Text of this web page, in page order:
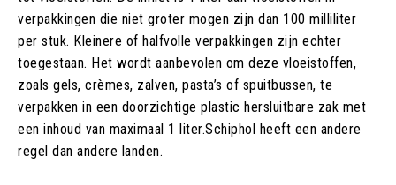
verpakkingen die niet groter mogen zijn dan 100 milliliter
per stuk. Kleinere of halfvolle verpakkingen zijn echter
toegestaan. Het wordt aanbevolen om deze vloeistoffen,
zoals gels, crèmes, zalven, pasta’s of spuitbussen, te
verpakken in een doorzichtige plastic hersluitbare zak met
een inhoud van maximaal 1 liter.Schiphol heeft een andere
regel dan andere landen.